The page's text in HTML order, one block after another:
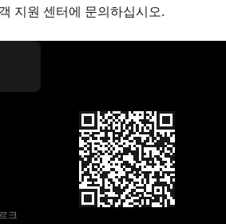
지원 센터에 문의하십시오.
크